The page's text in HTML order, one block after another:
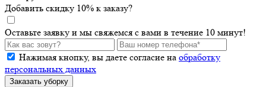
Добавить скидку 10% к заказу?
Оставьте заявку и мы свяжемся с вами в течение 10 минут!
Нажимая кнопку, вы даете согласие на обработку
персональных данных
Заказать уборку